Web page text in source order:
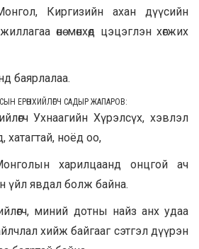
Киргизийн ахан дүүсийн
өнө мөнхөд цэцэглэн хөгжих
баярлалаа.
ЕРӨНХИЙЛӨГЧ САДЫР ЖАПАРОВ:
Ухнаагийн Хүрэлсүх, хэвлэл
хатагтай, ноёд оо,
харилцаанд онцгой ач
үйл явдал болж байна.
миний дотны найз анх удаа
хийж байгааг сэтгэл дүүрэн